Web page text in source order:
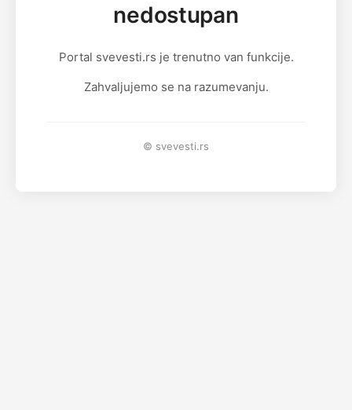
nedostupan
Portal svevesti.rs je trenutno van funkcije.
Zahvaljujemo se na razumevanju.
© svevesti.rs